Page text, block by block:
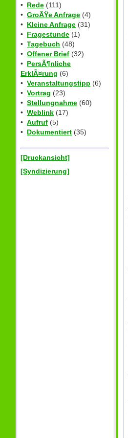
• Rede (111)
• GroÃŸe Anfrage (4)
• Kleine Anfrage (31)
• Fragestunde (1)
• Tagebuch (48)
• Offener Brief (32)
• PersÃ¶nliche
ErklÃ¤rung (6)
• Veranstaltungstipp (6)
• Vortrag (23)
• Stellungnahme (60)
• Weblink (17)
• Aufruf (5)
• Dokumentiert (35)
[Druckansicht]
[Syndizierung]